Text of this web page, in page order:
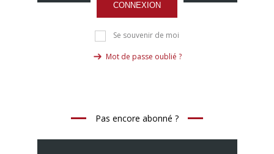
CONNEXION
Se souvenir de moi
Mot de passe oublié ?
Pas encore abonné ?